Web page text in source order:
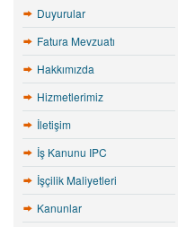
Duyurular
Fatura Mevzuatı
Hakkımızda
Hizmetlerimiz
İletişim
İş Kanunu IPC
İşçilik Maliyetleri
Kanunlar